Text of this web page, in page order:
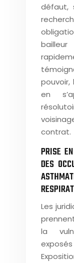
défaut,
en
contrat.
PRISE
DES
Les
la